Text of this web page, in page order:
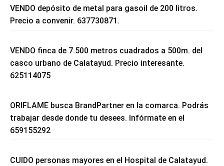
VENDO depósito de metal para gasoil de 200 litros.
Precio a convenir. 637730871.
VENDO finca de 7.500 metros cuadrados a 500m. del
casco urbano de Calatayud. Precio interesante.
625114075
ORIFLAME busca BrandPartner en la comarca. Podrás
trabajar desde donde tu desees. Infórmate en el
659155292
CUIDO personas mayores en el Hospital de Calatayud.